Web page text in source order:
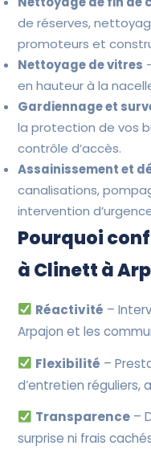
de réserves,
promoteurs et
Nettoyage de vitres
en hauteur à la
Gardiennage et
la protection de vos
contrôle d’accès.
Assainissement et
canalisations,
intervention
Pourquoi
à Clinett à
Réactivité –
Arpajon et les
Flexibilité –
d’entretien réguliers,
Transparence–
surprise ni frais